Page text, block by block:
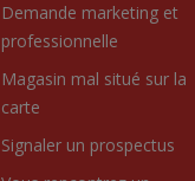
Demande marketing et
professionnelle
Magasin mal situé sur la
carte
Signaler un prospectus